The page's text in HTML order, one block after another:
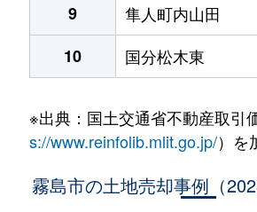
9
隼人町内山田
10
国分松木東
※出典：国土交通省不動産取引
s://www.reinfolib.mlit.go.jp/）を
霧島市の土地売却事例（